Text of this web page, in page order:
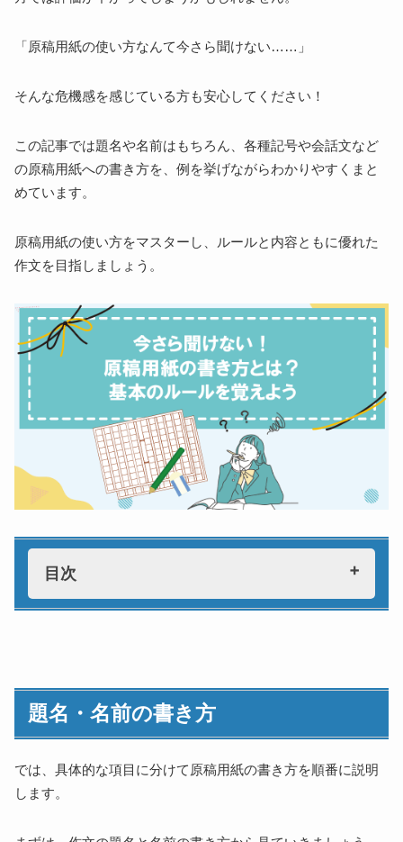
「原稿用紙の使い方なんて今さら聞けない……」
そんな危機感を感じている方も安心してください！
この記事では題名や名前はもちろん、各種記号や会話文など
の原稿用紙への書き方を、例を挙げながらわかりやすくまと
めています。
原稿用紙の使い方をマスターし、ルールと内容ともに優れた
作文を目指しましょう。
目次
句読点の書き方
小さな文字の使い方
かぎかっこの使い方
会話文
二重かぎ
題名・名前の書き方
では、具体的な項目に分けて原稿用紙の書き方を順番に説明
します。